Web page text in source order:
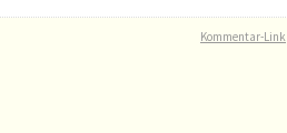
Kommentar-Link